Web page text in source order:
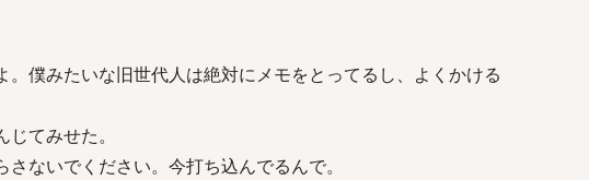
。僕みたいな旧世代人は絶対にメモをとってるし、よくかける
てみせた。
ないでください。今打ち込んでるんで。